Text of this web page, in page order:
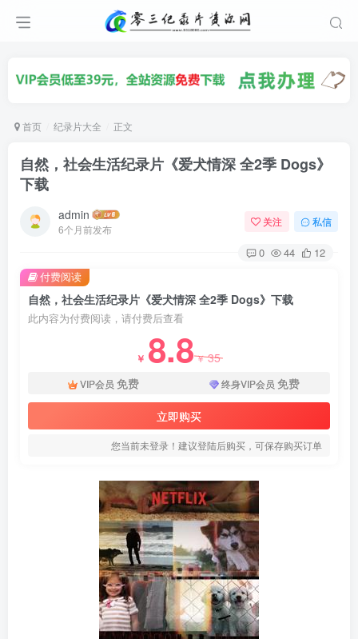
首页 纪录片大全 正文
自然，社会生活纪录片《爱犬情深 全2季 Dogs》
下载
admin
6个月前发布
关注 私信
0 44 12
自然，社会生活纪录片《爱犬情深 全2季 Dogs》下载
此内容为付费阅读，请付费后查看
￥ 8.8￥35
VIP会员 免费 终身VIP会员 免费
立即购买
您当前未登录！建议登陆后购买，可保存购买订单
付费阅读